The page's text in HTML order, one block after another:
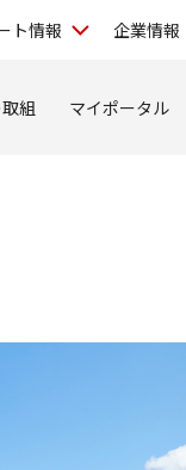
ト情報 企業情報
組 マイポータル